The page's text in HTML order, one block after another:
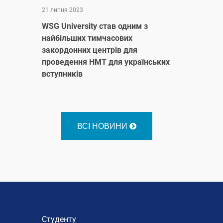
21 липня 2023
WSG University став одним з
найбільших тимчасових
закордонних центрів для
проведення НМТ для українських
вступників
ВСІ НОВИНИ
Студенту